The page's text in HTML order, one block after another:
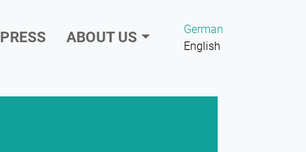
PRESS ABOUT US
German
English